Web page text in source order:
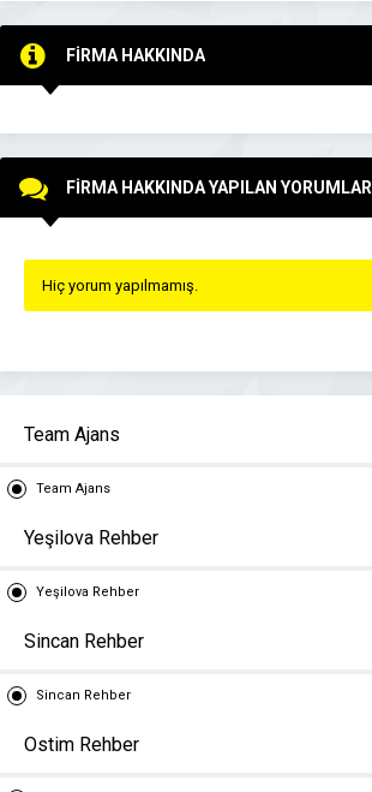
FİRMA HAKKINDA
FİRMA HAKKINDA YAPILAN YORUMLAR
Hiç yorum yapılmamış.
Team Ajans
Team Ajans
Yeşilova Rehber
Yeşilova Rehber
Sincan Rehber
Sincan Rehber
Ostim Rehber